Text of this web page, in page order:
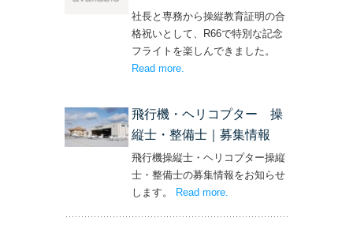
社長と専務から操縦教育証明の合
格祝いとして、R66で特別な記念
フライトを楽しんできました。
Read more
飛行機・ヘリコプター 操
縦士・整備士｜募集情報
飛行機操縦士・ヘリコプター操縦
士・整備士の募集情報をお知らせ
します。
Read more– ‘飛行機・ヘリコプター
.